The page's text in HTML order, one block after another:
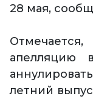
28 мая,
Отмечается,
апелляцию
летний